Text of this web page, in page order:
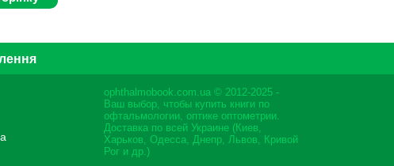
ophthalmobook.com.ua © 2012-2025 -
Ваш выбор, чтобы купить книги по
офтальмологии, оптике оптометрии.
Доставка по всей Украине (Киев,
Харьков, Одесса, Днепр, Львов, Кривой
Рог и др.)